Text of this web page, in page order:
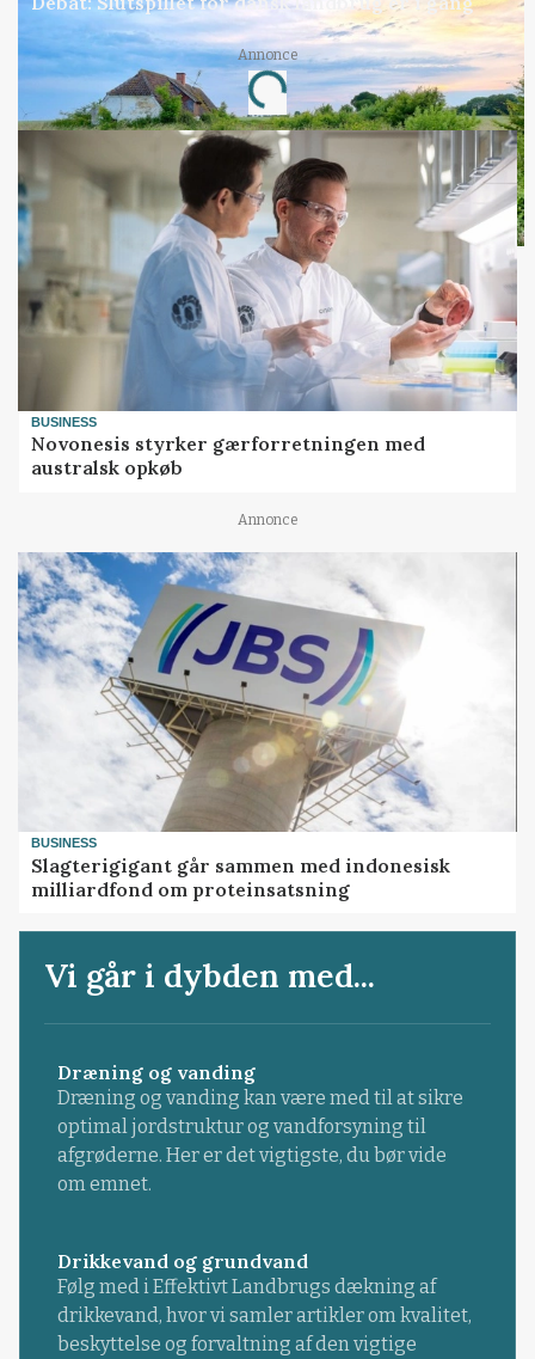
Annonce
Loading...
BUSINESS
Novonesis styrker gærforretningen med
australsk opkøb
Annonce
BUSINESS
Slagterigigant går sammen med indonesisk
milliardfond om proteinsatsning
Vi går i dybden med...
Dræning og vanding
Dræning og vanding kan være med til at sikre
optimal jordstruktur og vandforsyning til
afgrøderne. Her er det vigtigste, du bør vide
om emnet.
Drikkevand og grundvand
Følg med i Effektivt Landbrugs dækning af
drikkevand, hvor vi samler artikler om kvalitet,
beskyttelse og forvaltning af den vigtige